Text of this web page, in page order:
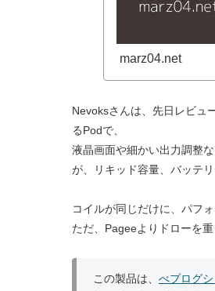
marz04.net
Nevoksさんは、先日レビュ
るPodで、
液晶画面や細かい出力調整
が、リキッド容量、バッテ
コイルが同じだけに、パフ
ただ、Pageeよりドローを
この製品は、 べプログ